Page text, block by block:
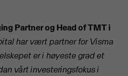
Partner og Head of TMT i
har vært partner for Visma
er i høyeste grad et
vårt investeringsfokus i